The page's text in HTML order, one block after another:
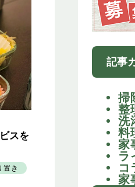
スを
置き
記事
掃
整
洗
料
家
ラ
コ
家